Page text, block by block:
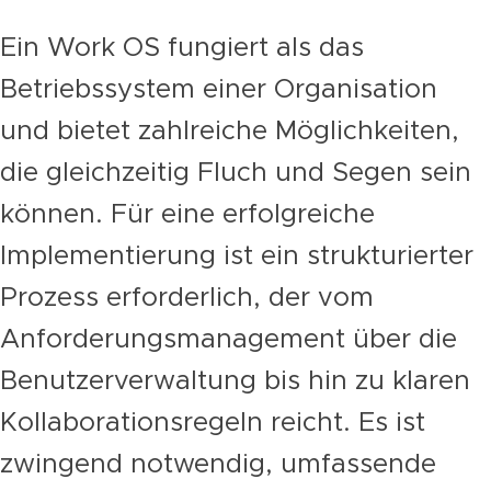
Ein Work OS fungiert als das
Betriebssystem einer Organisation
und bietet zahlreiche Möglichkeiten,
die gleichzeitig Fluch und Segen sein
können. Für eine erfolgreiche
Implementierung ist ein strukturierter
Prozess erforderlich, der vom
Anforderungsmanagement über die
Benutzerverwaltung bis hin zu klaren
Kollaborationsregeln reicht. Es ist
zwingend notwendig, umfassende